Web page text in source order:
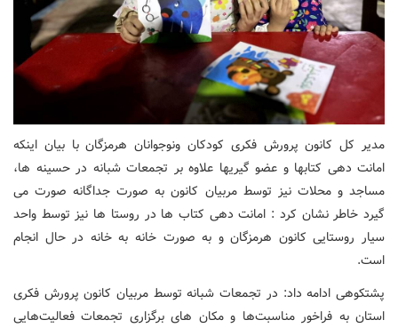
مدیر کل کانون پرورش فکری کودکان ونوجوانان هرمزگان با بیان اینکه
امانت دهی کتابها و عضو گیریها علاوه بر تجمعات شبانه در حسینه ها،
مساجد و محلات نیز توسط مربیان کانون به صورت جداگانه صورت می
گیرد خاطر نشان کرد : امانت دهی کتاب ها در روستا ها نیز توسط واحد
سیار روستایی کانون هرمزگان و به صورت خانه به خانه در حال انجام
است.
پشتکوهی ادامه داد: در تجمعات شبانه توسط مربیان کانون پرورش فکری
استان به فراخور مناسبت‌ها و مکان های برگزاری تجمعات فعالیت‌هایی